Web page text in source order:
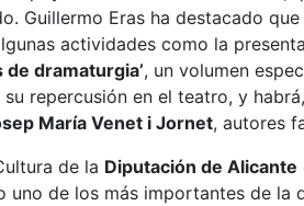
Guillermo Eras ha destacado
actividades como la
de dramaturgia’, un volumen
repercusión en el teatro, y
María Venet i Jornet, autores
de la Diputación de Alicante
uno de los más importantes de la